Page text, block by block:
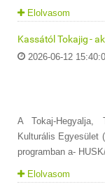
Elolvasom
Kassától Tokajig -
2026-06-12
A Tokaj-Hegyalja,
Kulturális Egyesület
programban a-
Elolvasom